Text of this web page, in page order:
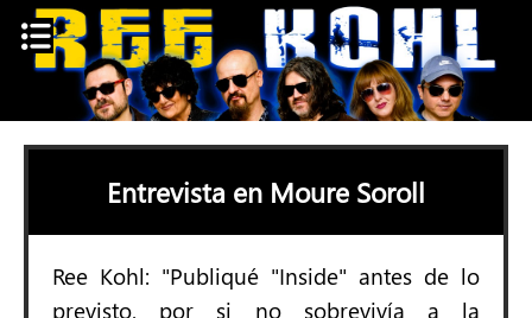
Skip
Entrevista en Moure Soroll
Ree Kohl: "Publiqué "Inside" antes de lo
previsto, por si no sobrevivía a la